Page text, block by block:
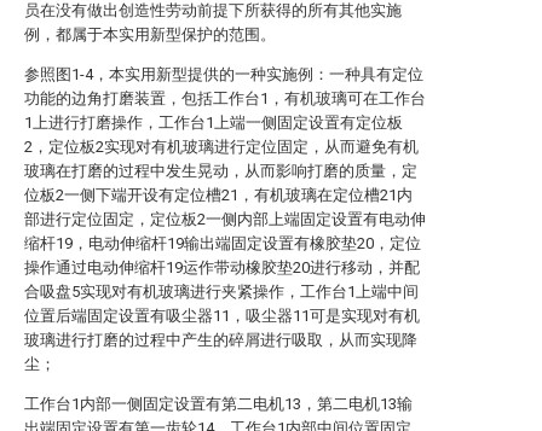
员在没有做出创造性劳动前提下所获得的所有其他实施
例，都属于本实用新型保护的范围。
参照图1-4，本实用新型提供的一种实施例：一种具有定位
功能的边角打磨装置，包括工作台1，有机玻璃可在工作台
1上进行打磨操作，工作台1上端一侧固定设置有定位板
2，定位板2实现对有机玻璃进行定位固定，从而避免有机
玻璃在打磨的过程中发生晃动，从而影响打磨的质量，定
位板2一侧下端开设有定位槽21，有机玻璃在定位槽21内
部进行定位固定，定位板2一侧内部上端固定设置有电动伸
缩杆19，电动伸缩杆19输出端固定设置有橡胶垫20，定位
操作通过电动伸缩杆19运作带动橡胶垫20进行移动，并配
合吸盘5实现对有机玻璃进行夹紧操作，工作台1上端中间
位置后端固定设置有吸尘器11，吸尘器11可是实现对有机
玻璃进行打磨的过程中产生的碎屑进行吸取，从而实现降
尘；
工作台1内部一侧固定设置有第二电机13，第二电机13输